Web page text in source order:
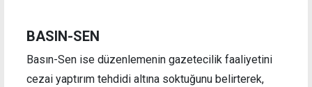
BASIN-SEN
Basın-Sen ise düzenlemenin gazetecilik faaliyetini
cezai yaptırım tehdidi altına soktuğunu belirterek,